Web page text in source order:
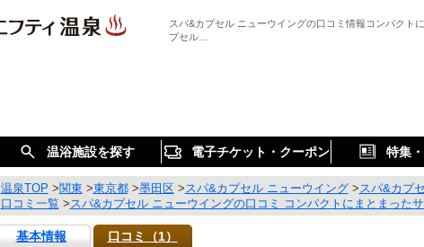
スパ&カプセル ニューウイングの口コミ情報コンパクト
プセル…
温浴施設を探す 電子チケット・クーポン 特集
温泉TOP >関東 >東京都>墨田区>スパ&カプセル ニューウイング>スパ&カプ
口コミ一覧 >スパ&カプセル ニューウイングの口コミ コンパクトにまとまった
基本情報 口コミ（1）